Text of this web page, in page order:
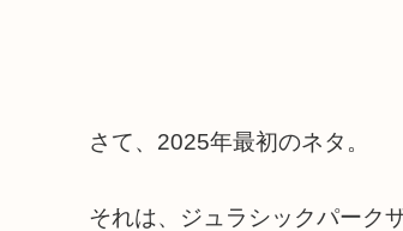
さて、2025年最初のネタ。
それは、ジュラシックパーク